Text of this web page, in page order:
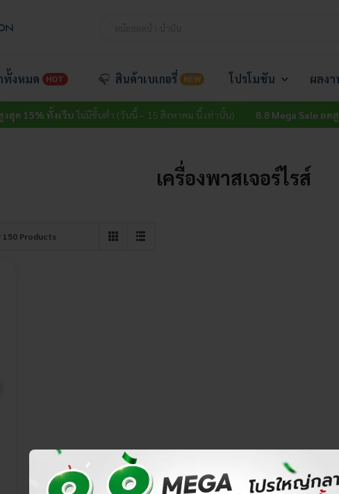
ทั้งหมด HOT สินค้าเบเกอรี่ NEW โปรโมชัน ผลงา
15% ทั้งเว็บไม่มีขั้นต่ำ (วันนี้ – 15 สิงหาคม นี้ เท่านั้น) 8.8 Mega Sale ลดสูง
เครื่องพาสเจอร์ไรส์
150 Products